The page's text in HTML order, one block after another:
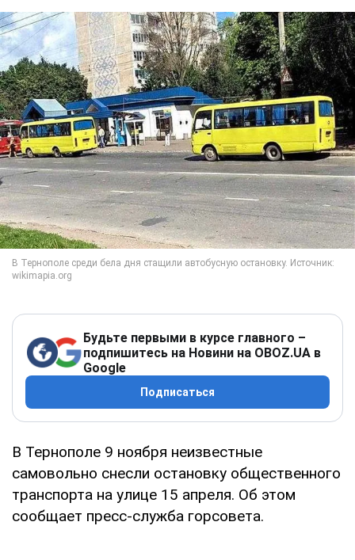
Будьте первыми в курсе главного –
подпишитесь на Новини на OBOZ.UA в
Google
Подписаться
В Тернополе 9 ноября неизвестные
самовольно снесли остановку общественного
транспорта на улице 15 апреля. Об этом
сообщает пресс-служба горсовета.